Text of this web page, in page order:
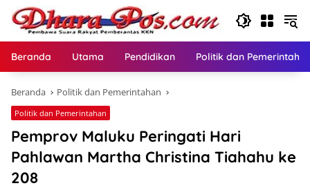
Langsung
konten
Beranda Utama Pendidikan Politik dan
Beranda Politik dan Pemerintahan
Politik dan Pemerintahan
Pemprov Maluku Peringati Hari
Pahlawan Martha Christina Tiahahu ke
208